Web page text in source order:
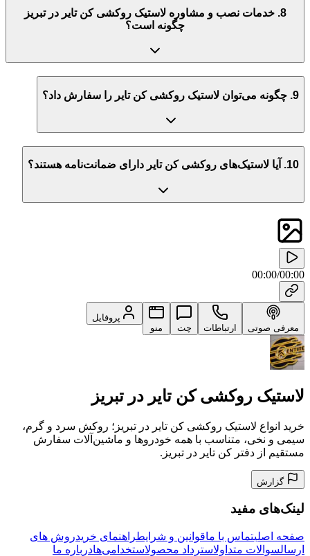
8. خدمات نصب و مشاوره لاستیک روکشی کن تایر در تبریز
چگونه است؟
9. چگونه می‌توان لاستیک روکشی کن تایر را سفارش داد؟
10. آیا لاستیک‌های روکشی کن تایر دارای ضمانت‌نامه هستند؟
00:00/00:00
معرفی صوتی ارتباطات چت منو
پروفایل
لاستیک روکشی کن تایر در تبریز
خرید انواع لاستیک روکشی کن تایر در تبریز؛ روکش سرد و گرم،
سیمی و نخی، متناسب با همه خودروها و ماشین‌آلات سفارش
مستقیم از دفتر کن تایر در تبریز.
گزارش
لینک‌های مفید
صفحه اصلیتماس با ماقوانین و شرایطراهنمای خریدروش های
ارسالسوالات متداولاسترداد محصولاستخدامی‌هادرباره ما